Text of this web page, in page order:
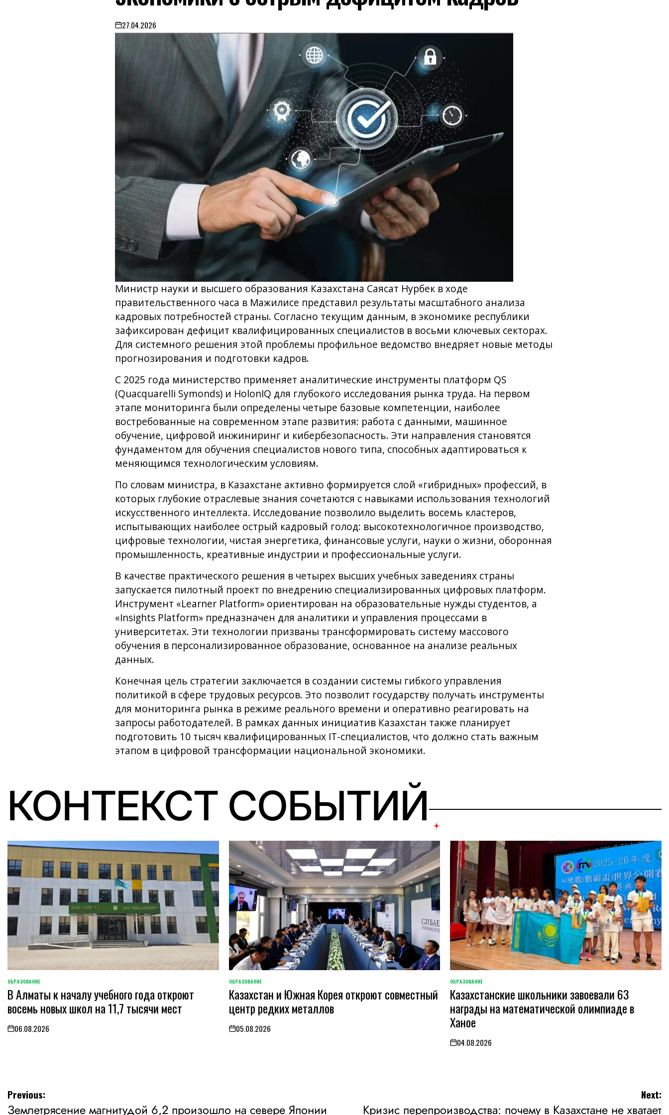
on27.04.2026
Министр науки и высшего образования Казахстана Саясат Нурбек в ходе
правительственного часа в Мажилисе представил результаты масштабного анализа
кадровых потребностей страны. Согласно текущим данным, в экономике республики
зафиксирован дефицит квалифицированных специалистов в восьми ключевых секторах.
Для системного решения этой проблемы профильное ведомство внедряет новые методы
прогнозирования и подготовки кадров.
С 2025 года министерство применяет аналитические инструменты платформ QS
(Quacquarelli Symonds) и HolonIQ для глубокого исследования рынка труда. На первом
этапе мониторинга были определены четыре базовые компетенции, наиболее
востребованные на современном этапе развития: работа с данными, машинное
обучение, цифровой инжиниринг и кибербезопасность. Эти направления становятся
фундаментом для обучения специалистов нового типа, способных адаптироваться к
меняющимся технологическим условиям.
По словам министра, в Казахстане активно формируется слой «гибридных» профессий, в
которых глубокие отраслевые знания сочетаются с навыками использования технологий
искусственного интеллекта. Исследование позволило выделить восемь кластеров,
испытывающих наиболее острый кадровый голод: высокотехнологичное производство,
цифровые технологии, чистая энергетика, финансовые услуги, науки о жизни, оборонная
промышленность, креативные индустрии и профессиональные услуги.
В качестве практического решения в четырех высших учебных заведениях страны
запускается пилотный проект по внедрению специализированных цифровых платформ.
Инструмент «Learner Platform» ориентирован на образовательные нужды студентов, а
«Insights Platform» предназначен для аналитики и управления процессами в
университетах. Эти технологии призваны трансформировать систему массового
обучения в персонализированное образование, основанное на анализе реальных
данных.
Конечная цель стратегии заключается в создании системы гибкого управления
политикой в сфере трудовых ресурсов. Это позволит государству получать инструменты
для мониторинга рынка в режиме реального времени и оперативно реагировать на
запросы работодателей. В рамках данных инициатив Казахстан также планирует
подготовить 10 тысяч квалифицированных IT-специалистов, что должно стать важным
этапом в цифровой трансформации национальной экономики.
КОНТЕКСТ СОБЫТИЙ
POSTED
IN
ОБРАЗОВАНИЕ
В Алматы к началу учебного года откроют
восемь новых школ на 11,7 тысячи мест
on06.08.2026
POSTED
IN
ОБРАЗОВАНИЕ
Казахстан и Южная Корея откроют совместный
центр редких металлов
on05.08.2026
POSTED
IN
ОБРАЗОВАНИЕ
Казахстанские школьники завоевали 63
награды на математической олимпиаде в
Ханое
on04.08.2026
Навигация
Previous:
Землетрясение магнитудой 6,2 произошло на севере Японии
Next:
Кризис перепроизводства: почему в Казахстане не хватает